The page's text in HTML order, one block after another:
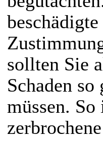
sollten Sie
Schaden
müssen.